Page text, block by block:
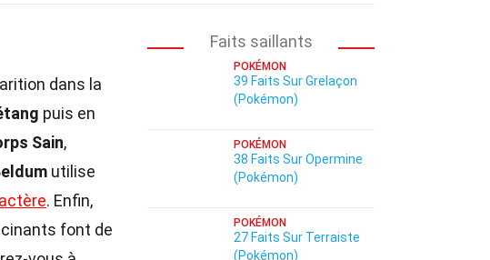
dans la
puis en
Sain,
utilise
. Enfin,
font de
Faits saillants
POKÉMON
39 Faits Sur Grelaçon
(Pokémon)
POKÉMON
38 Faits Sur Opermine
(Pokémon)
POKÉMON
27 Faits Sur Terraiste
(Pokémon)